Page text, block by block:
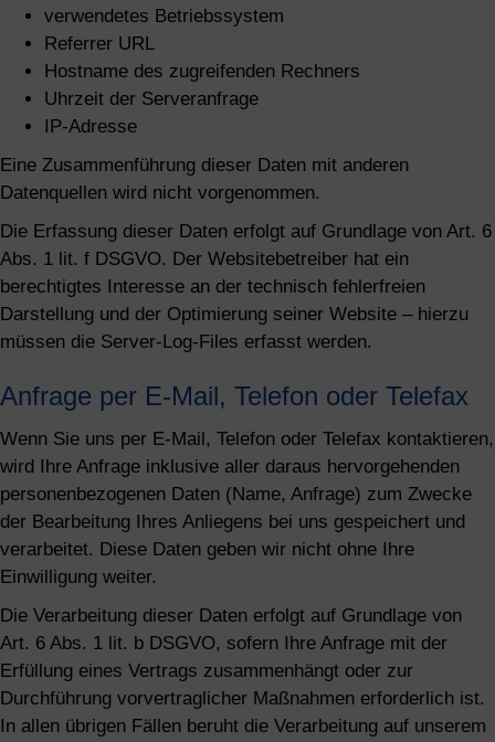
verwendetes Betriebssystem
Referrer URL
Hostname des zugreifenden Rechners
Uhrzeit der Serveranfrage
IP-Adresse
Eine Zusammenführung dieser Daten mit anderen
Datenquellen wird nicht vorgenommen.
Die Erfassung dieser Daten erfolgt auf Grundlage von Art. 6
Abs. 1 lit. f DSGVO. Der Websitebetreiber hat ein
berechtigtes Interesse an der technisch fehlerfreien
Darstellung und der Optimierung seiner Website – hierzu
müssen die Server-Log-Files erfasst werden.
Anfrage per E-Mail, Telefon oder Telefax
Wenn Sie uns per E-Mail, Telefon oder Telefax kontaktieren,
wird Ihre Anfrage inklusive aller daraus hervorgehenden
personenbezogenen Daten (Name, Anfrage) zum Zwecke
der Bearbeitung Ihres Anliegens bei uns gespeichert und
verarbeitet. Diese Daten geben wir nicht ohne Ihre
Einwilligung weiter.
Die Verarbeitung dieser Daten erfolgt auf Grundlage von
Art. 6 Abs. 1 lit. b DSGVO, sofern Ihre Anfrage mit der
Erfüllung eines Vertrags zusammenhängt oder zur
Durchführung vorvertraglicher Maßnahmen erforderlich ist.
In allen übrigen Fällen beruht die Verarbeitung auf unserem